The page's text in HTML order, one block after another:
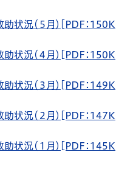
状況（５月）[PDF：150K
状況（４月）[PDF：150K
状況（３月）[PDF：149K
状況（２月）[PDF：147K
状況（１月）[PDF：145K